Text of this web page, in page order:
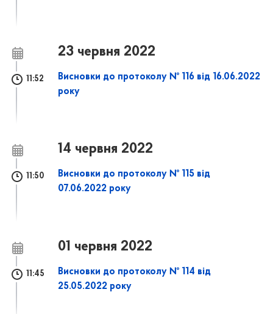
23 червня 2022
11:52
Висновки до протоколу № 116 від 16.06.2022
року
14 червня 2022
11:50
Висновки до протоколу № 115 від
07.06.2022 року
01 червня 2022
11:45
Висновки до протоколу № 114 від
25.05.2022 року